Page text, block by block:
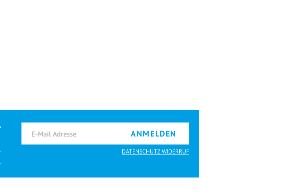
ANMELDEN
DATENSCHUTZ WIDERRUF